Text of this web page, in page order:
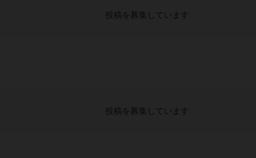
投稿を募集しています
投稿を募集しています